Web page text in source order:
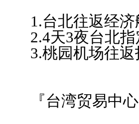
1.台北往返经
2.4天3夜台北
3.桃园机场往
『台湾贸易中